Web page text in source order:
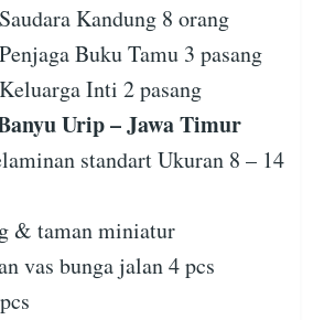
Kandung 8 orang
Buku Tamu 3 pasang
Inti 2 pasang
Urip – Jawa Timur
standart Ukuran 8 – 14
& taman miniatur
vas bunga jalan 4 pcs